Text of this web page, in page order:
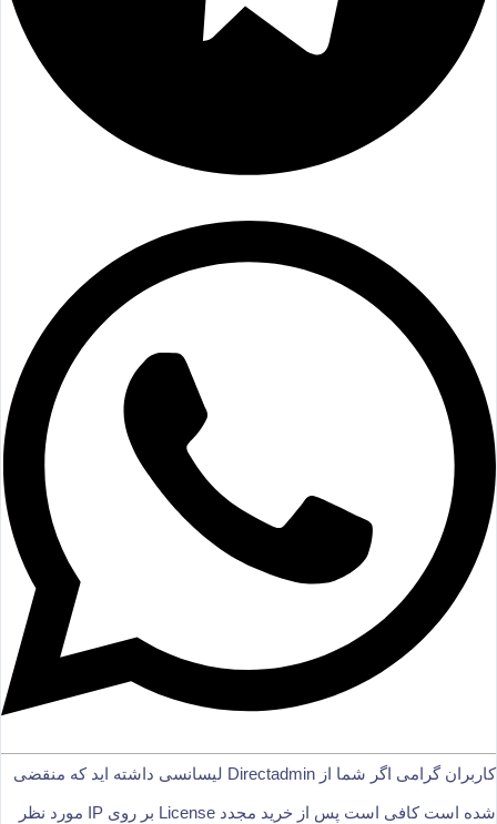
کاربران گرامی اگر شما از Directadmin لیسانسی داشته اید که منقضی
شده است کافی است پس از خرید مجدد License بر روی IP مورد نظر